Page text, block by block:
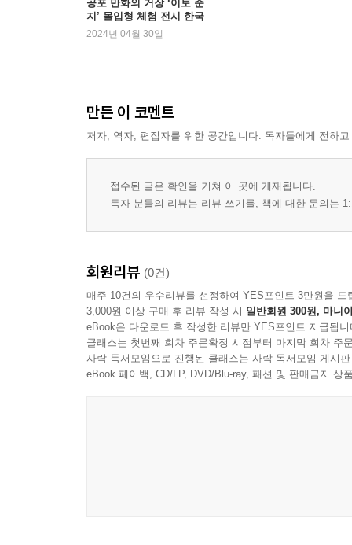
공포 만화의 거장 ‘이토 준
지’ 몰입형 체험 전시 한국
상륙
2024년 04월 30일
만든 이 코멘트
저자, 역자, 편집자를 위한 공간입니다. 독자들에게 전하
접수된 글은 확인을 거쳐 이 곳에 게재됩니다.
독자 분들의 리뷰는 리뷰 쓰기를, 책에 대한 문의는
회원리뷰 (0건)
매주 10건의 우수리뷰를 선정하여 YES포인트 3만원을 드
3,000원 이상 구매 후 리뷰 작성 시 일반회원 300원, 마니
eBook은 다운로드 후 작성한 리뷰만 YES포인트 지급됩니
클래스는 첫번째 회차 주문확정 시점부터 마지막 회차 주
사락 독서모임으로 진행된 클래스는 사락 독서모임 게시
eBook 페이백, CD/LP, DVD/Blu-ray, 패션 및 판매금지 상